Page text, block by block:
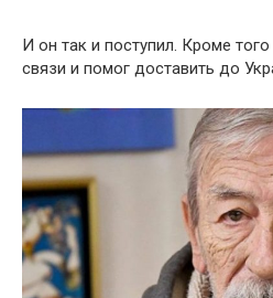
И он так и поступил. Кроме
связи и помог доставить до